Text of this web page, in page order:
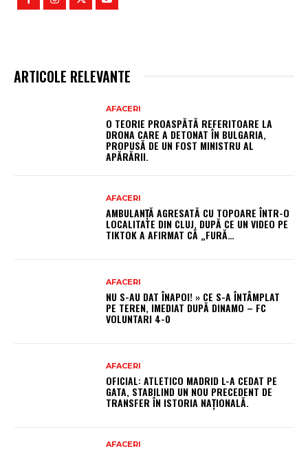
ARTICOLE RELEVANTE
AFACERI
O TEORIE PROASPĂTĂ REFERITOARE LA
DRONA CARE A DETONAT ÎN BULGARIA,
PROPUSĂ DE UN FOST MINISTRU AL
APĂRĂRII.
AFACERI
AMBULANȚĂ AGRESATĂ CU TOPOARE ÎNTR-O
LOCALITATE DIN CLUJ, DUPĂ CE UN VIDEO PE
TIKTOK A AFIRMAT CĂ „FURĂ…
AFACERI
NU S-AU DAT ÎNAPOI! » CE S-A ÎNTÂMPLAT
PE TEREN, IMEDIAT DUPĂ DINAMO – FC
VOLUNTARI 4-0
AFACERI
OFICIAL: ATLETICO MADRID L-A CEDAT PE
GATA, STABILIND UN NOU PRECEDENT DE
TRANSFER ÎN ISTORIA NAȚIONALĂ.
AFACERI